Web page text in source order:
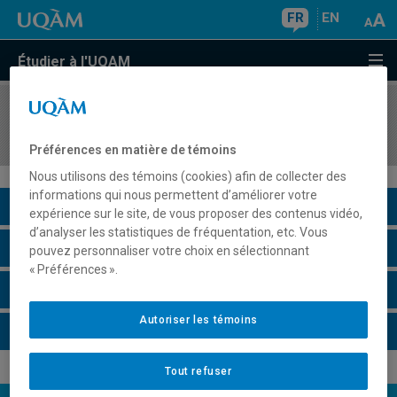
FR EN
Étudier à l'UQAM
COURS//
Description du cours
Horaire - Été 2026
Préférences en matière de témoins
Nous utilisons des témoins (cookies) afin de collecter des
informations qui nous permettent d’améliorer votre
expérience sur le site, de vous proposer des contenus vidéo,
d’analyser les statistiques de fréquentation, etc. Vous
pouvez personnaliser votre choix en sélectionnant
« Préférences ».
Tout refuser
Autoriser les témoins